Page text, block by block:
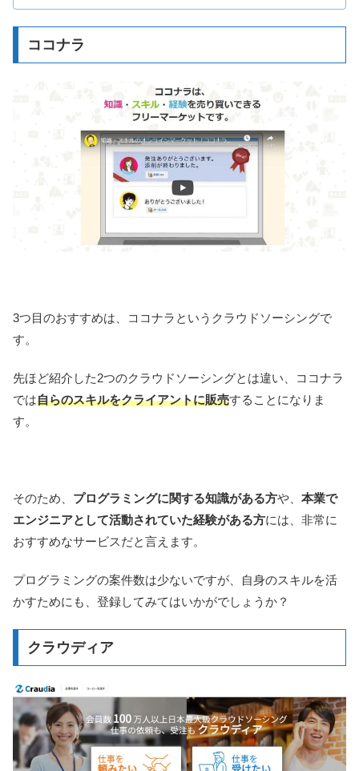
ココナラ
3つ目のおすすめは、ココナラというクラウドソーシングで
す。
先ほど紹介した2つのクラウドソーシングとは違い、ココナラ
では自らのスキルをクライアントに販売することになりま
す。
そのため、 プログラミングに関する知識がある方や、 本業で
エンジニアとして活動されていた経験がある方には、非常に
おすすめなサービスだと言えます。
プログラミングの案件数は少ないですが、自身のスキルを活
かすためにも、登録してみてはいかがでしょうか？
クラウディア